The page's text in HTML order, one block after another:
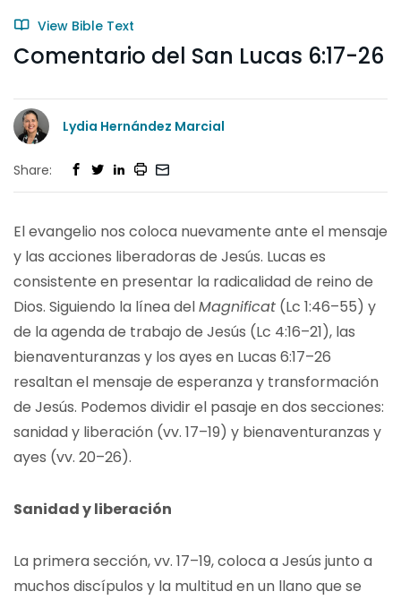
View Bible Text
Comentario del San Lucas 6:17-26
Lydia Hernández Marcial
Share:
El evangelio nos coloca nuevamente ante el mensaje
y las acciones liberadoras de Jesús. Lucas es
consistente en presentar la radicalidad de reino de
Dios. Siguiendo la línea delMagnificat (Lc 1:46–55) y
de la agenda de trabajo de Jesús (Lc 4:16–21), las
bienaventuranzas y los ayes en Lucas 6:17–26
resaltan el mensaje de esperanza y transformación
de Jesús. Podemos dividir el pasaje en dos secciones:
sanidad y liberación (vv. 17–19) y bienaventuranzas y
ayes (vv. 20–26).
Sanidad y liberación
La primera sección, vv. 17–19, coloca a Jesús junto a
muchos discípulos y la multitud en un llano que se